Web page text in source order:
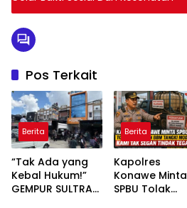
Pos Terkait
Berita
“Tak Ada yang
Kebal Hukum!”
GEMPUR SULTRA
Berita
Kapolres
Konawe Minta
SPBU Tolak